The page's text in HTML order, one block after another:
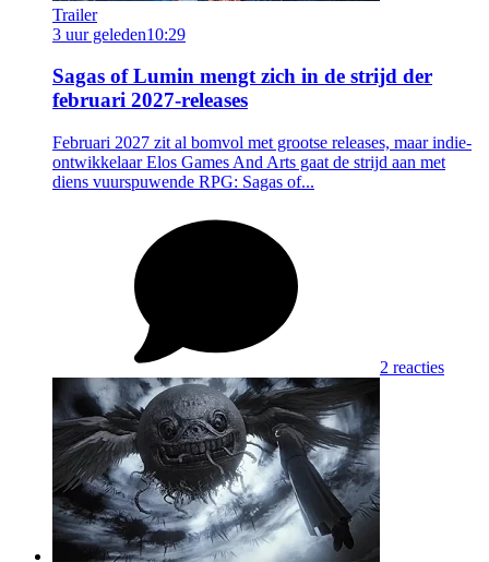
Trailer
3 uur geleden10:29
Sagas of Lumin mengt zich in de strijd der
februari 2027-releases
Februari 2027 zit al bomvol met grootse releases, maar indie-
ontwikkelaar Elos Games And Arts gaat de strijd aan met
diens vuurspuwende RPG: Sagas of...
2 reacties